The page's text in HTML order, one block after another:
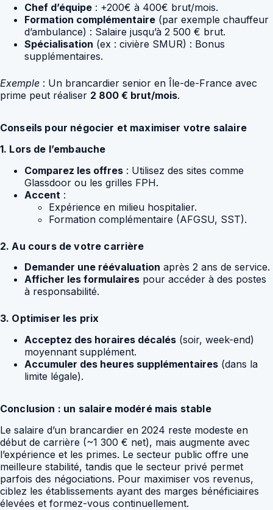
Chef d’équipe : +200€ à 400€ brut/mois.
Formation complémentaire (par exemple chauffeur
d’ambulance) : Salaire jusqu’à 2 500 € brut.
Spécialisation (ex : civière SMUR) : Bonus
supplémentaires.
Exemple : Un brancardier senior en Île-de-France avec
prime peut réaliser 2 800 € brut/mois.
Conseils pour négocier et maximiser votre salaire
1. Lors de l’embauche
Comparez les offres : Utilisez des sites comme
Glassdoor ou les grilles FPH.
Accent :
Expérience en milieu hospitalier.
Formation complémentaire (AFGSU, SST).
2. Au cours de votre carrière
Demander une réévaluation après 2 ans de service.
Afficher les formulaires pour accéder à des postes
à responsabilité.
3. Optimiser les prix
Acceptez des horaires décalés (soir, week-end)
moyennant supplément.
Accumuler des heures supplémentaires (dans la
limite légale).
Conclusion : un salaire modéré mais stable
Le salaire d’un brancardier en 2024 reste modeste en
début de carrière (~1 300 € net), mais augmente avec
l’expérience et les primes. Le secteur public offre une
meilleure stabilité, tandis que le secteur privé permet
parfois des négociations. Pour maximiser vos revenus,
ciblez les établissements ayant des marges bénéficiaires
élevées et formez-vous continuellement.